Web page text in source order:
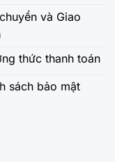
và Giao
thức thanh toán
sách bảo mật